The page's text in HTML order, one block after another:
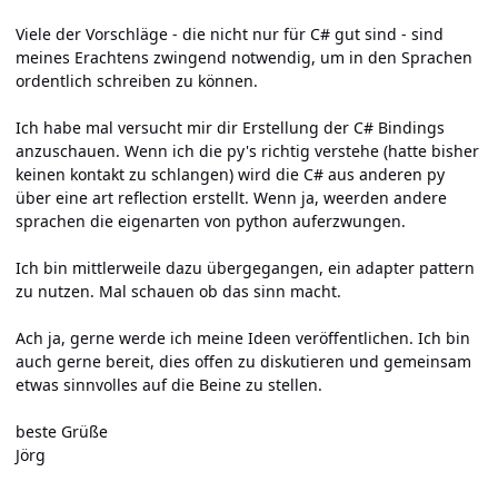
Viele der Vorschläge - die nicht nur für C# gut sind - sind
meines Erachtens zwingend notwendig, um in den Sprachen
ordentlich schreiben zu können.
Ich habe mal versucht mir dir Erstellung der C# Bindings
anzuschauen. Wenn ich die py's richtig verstehe (hatte bisher
keinen kontakt zu schlangen) wird die C# aus anderen py
über eine art reflection erstellt. Wenn ja, weerden andere
sprachen die eigenarten von python auferzwungen.
Ich bin mittlerweile dazu übergegangen, ein adapter pattern
zu nutzen. Mal schauen ob das sinn macht.
Ach ja, gerne werde ich meine Ideen veröffentlichen. Ich bin
auch gerne bereit, dies offen zu diskutieren und gemeinsam
etwas sinnvolles auf die Beine zu stellen.
beste Grüße
Jörg